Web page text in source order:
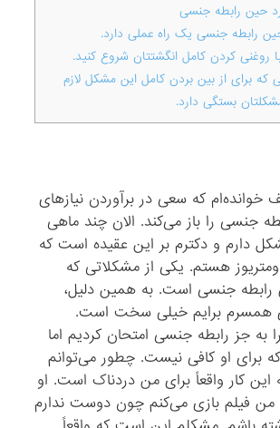
حین رابطه‌ جنسی
رابطه‌ جنسی یک راه عملی دارد.
روغنی کردن کامل انگشتتان شروع کنید.
که برای از بین بردن کامل این مشکل لازم
بستگی دارد.
خوانده‌ام که سعی در برآوردن نیازهای
جنسی را باز می‌کند. الان چند ماهی
دارم و دکترم بر این عقیده است که
هستم. یکی از مشکلاتی که
رابطه‌ جنسی است. به همین دلیل،
همسرم برایم خیلی سخت است.
به جز رابطه‌ جنسی امتحان کردیم اما
برای او کافی نیست. چطور می‌توانم
این کار واقعاً برای من دردناک است. او
من فیلم بازی می‌کنم چون دوست ندارم